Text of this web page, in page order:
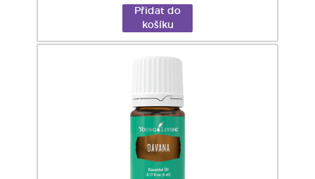
Přidat do
košíku